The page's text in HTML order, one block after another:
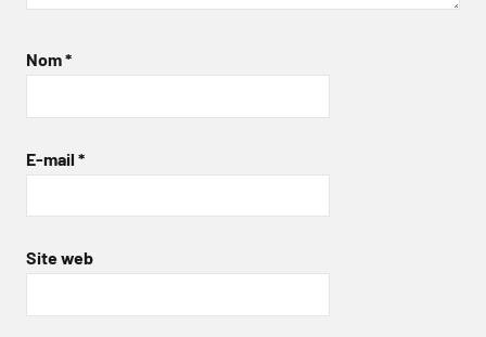
Nom*
E-mail *
Site web